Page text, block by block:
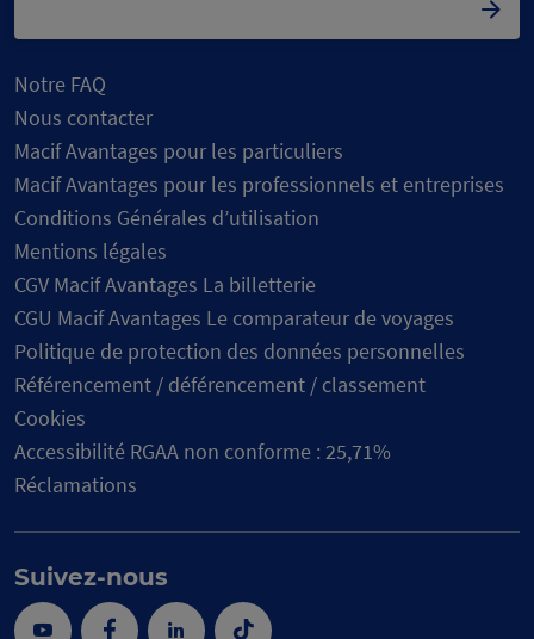
Notre FAQ
Nous contacter
Macif Avantages pour les particuliers
Macif Avantages pour les professionnels et entreprises
Conditions Générales d’utilisation
Mentions légales
CGV Macif Avantages La billetterie
CGU Macif Avantages Le comparateur de voyages
Politique de protection des données personnelles
Référencement / déférencement / classement
Cookies
Accessibilité RGAA non conforme : 25,71%
Réclamations
Suivez-nous